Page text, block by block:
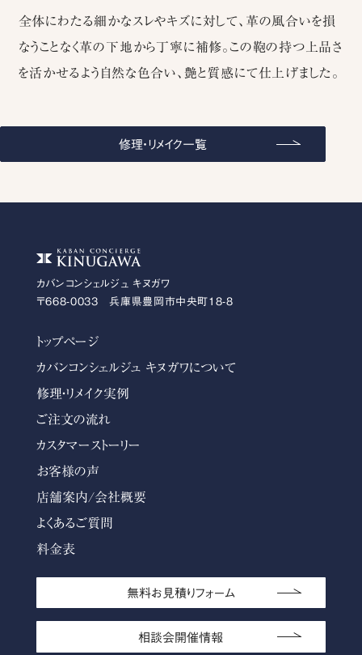
全体にわたる細かなスレやキズに対して、革の風合いを損
なうことなく革の下地から丁寧に補修。この鞄の持つ上品さ
を活かせるよう自然な色合い、艶と質感にて仕上げました。
修理・リメイク一覧
カバンコンシェルジュ キヌガワ
〒668-0033 兵庫県豊岡市中央町18-8
トップページ
カバンコンシェルジュ キヌガワについて
修理・リメイク実例
ご注文の流れ
カスタマーストーリー
お客様の声
店舗案内/会社概要
よくあるご質問
料金表
無料お見積りフォーム
相談会開催情報